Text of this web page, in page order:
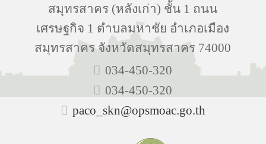
สมุทรสาคร (หลังเก่า) ชั้น 1 ถนน
เศรษฐกิจ 1 ตำบลมหาชัย อำเภอเมือง
สมุทรสาคร จังหวัดสมุทรสาคร 74000
034-450-320
034-450-320
paco_skn@opsmoac.go.th